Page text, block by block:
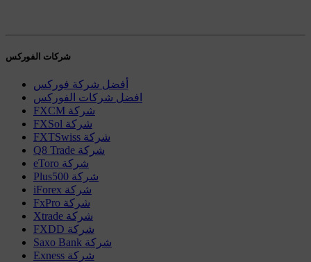
شركات الفوركس
أفضل شركة فوركس
افضل شركات الفوركس
FXCM شركة
FXSol شركة
FXTSwiss شركة
Q8 Trade شركة
eToro شركة
Plus500 شركة
iForex شركة
FxPro شركة
Xtrade شركة
FXDD شركة
Saxo Bank شركة
Exness شركة